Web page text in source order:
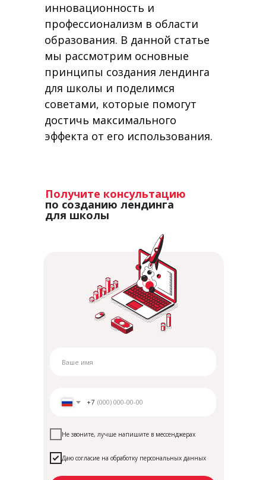
инновационность и
профессионализм в области
образования. В данной статье
мы рассмотрим основные
принципы создания лендинга
для школы и поделимся
советами, которые помогут
достичь максимального
эффекта от его использования.
Получите консультацию
по созданию лендинга
для школы
+7
Не звоните, лучше напишите в мессенджерах
Даю согласие на обработку персональных данных